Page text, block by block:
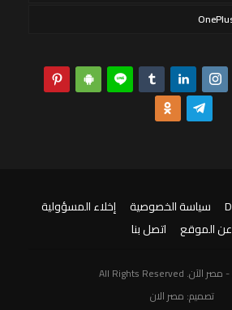
سياسة الخصوصية
إخلاء المسؤولية
عن الموقع
اتصل بنا
تصميم: مصر الان